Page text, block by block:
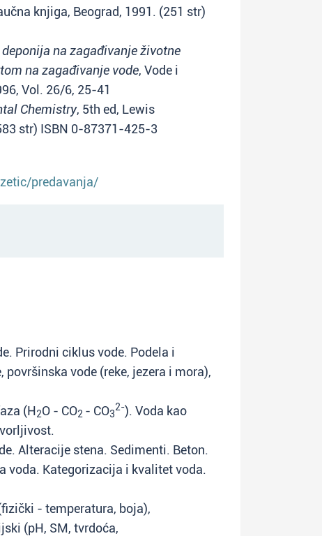
knjiga, Beograd, 1991. (251 str)
na zagađivanje životne
na zagađivanje vode, Vode i
Vol. 26/6, 25-41
Chemistry, 5th ed, Lewis
str) ISBN 0-87371-425-3
predavanja/
Prirodni ciklus vode. Podela i
vode (reke, jezera i mora),
(H2O - CO2 - CO3
2-). Voda kao
Alteracije stena. Sedimenti. Beton.
voda. Kategorizacija i kvalitet voda.
- temperatura, boja),
(pH, SM, tvrdoća,